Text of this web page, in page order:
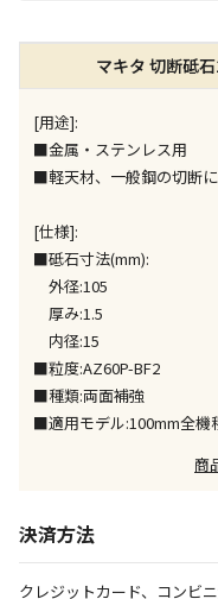
す
※同時購入の商
す
が、ご購入手
ません）
※「宅配・店舗
同時購入が可能
午前9時まで
また、日曜・
は、休業明け
マキタ 切断砥
[用途]:
■金属・ステンレス用
■軽天材、一般鋼の切断に
[仕様]:
■砥石寸法(mm):
外径:105
厚み:1.5
内径:15
■粒度:AZ60P-BF2
■種類:両面補強
■適用モデル:100mm全機
商
決済方法
クレジットカード、コンビ